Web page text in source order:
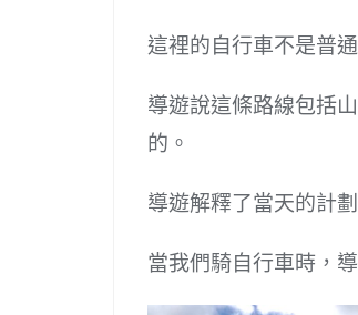
這裡的自行車不是普
導遊說這條路線包括
的。
導遊解釋了當天的計
當我們騎自行車時，